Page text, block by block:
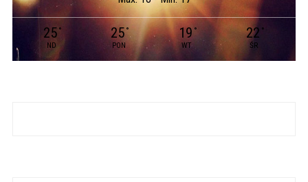
25 °
ND
25°
PON
19 °
WT
22 °
ŚR